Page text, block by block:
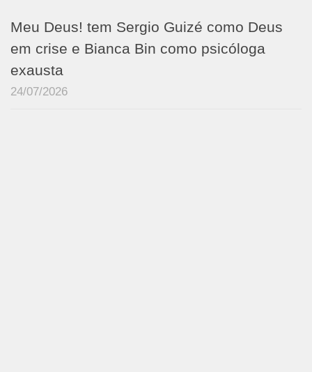
Meu Deus! tem Sergio Guizé como Deus
em crise e Bianca Bin como psicóloga
exausta
24/07/2026